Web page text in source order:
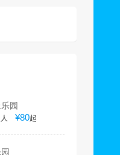
园
人 ¥80起